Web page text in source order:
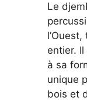
Le
entier.
à sa
unique
bois et